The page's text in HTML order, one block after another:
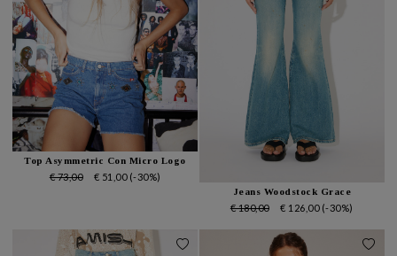
Top Asymmetric Con Micro Logo
€ 73,00 € 51,00 (-30%)
Jeans Woodstock Grace
€ 180,00 € 126,00 (-30%)